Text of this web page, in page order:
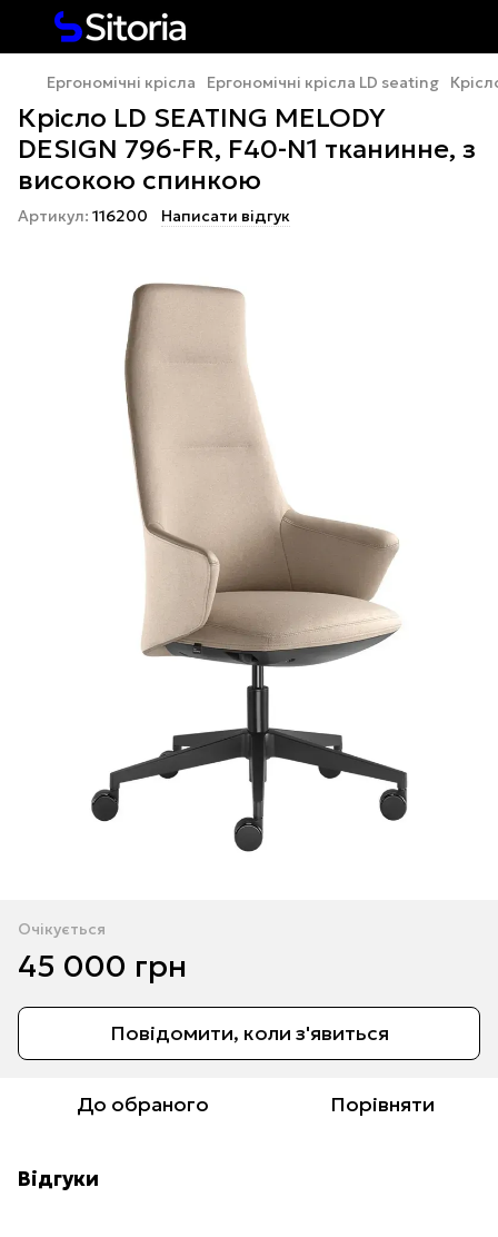
Ергономічні крісла Ергономічні крісла LD seating
Крісло LD SEATING MELODY
DESIGN 796-FR, F40-N1 тканинне, з
високою спинкою
Артикул: 116200 Написати відгук
Очікується
45 000 грн
Повідомити, коли з'явиться
До обраного Порівняти
Відгуки